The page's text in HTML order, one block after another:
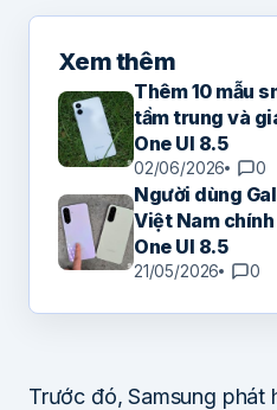
Xem thêm
Thêm 10 mẫu
tầm trung và
One UI 8.5
02/06/2026 0
Người dùng
Việt Nam
One UI 8.5
21/05/2026 0
Trước đó, Samsung phát